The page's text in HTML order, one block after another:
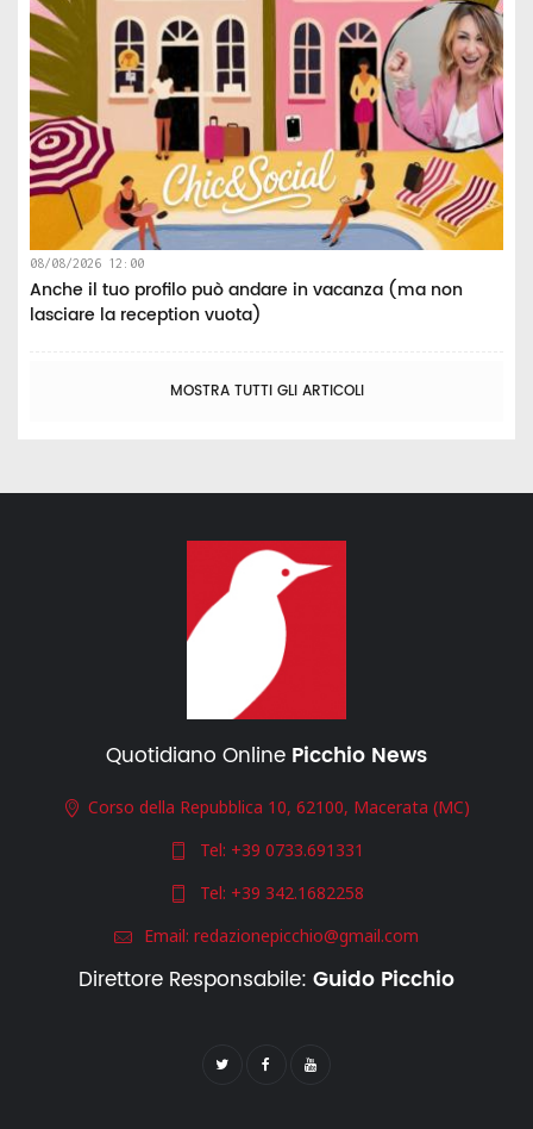
08/08/2026 12:00
Anche il tuo profilo può andare in vacanza (ma non
lasciare la reception vuota)
MOSTRA TUTTI GLI ARTICOLI
Quotidiano Online Picchio News
Corso della Repubblica 10, 62100, Macerata (MC)
Tel: +39 0733.691331
Tel: +39 342.1682258
Email: redazionepicchio@gmail.com
Direttore Responsabile: Guido Picchio